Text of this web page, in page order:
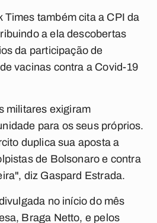
Times também cita a CPI da
a ela descobertas
da participação de
vacinas contra a Covid-19
militares exigiram
para os seus próprios.
duplica sua aposta a
de Bolsonaro e contra
diz Gaspard Estrada.
no início do mês
Braga Netto, e pelos